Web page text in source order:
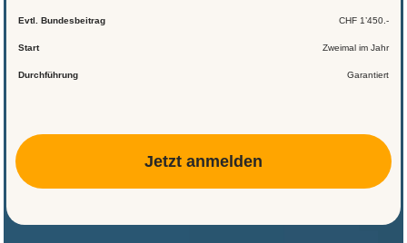
Evtl. Bundesbeitrag CHF 1’450.-
Start Zweimal im Jahr
Durchführung Garantiert
Jetzt anmelden